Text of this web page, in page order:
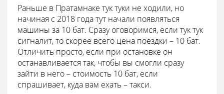
Раньше в Пратамнаке тук туки не ходили, но
начиная с 2018 года тут начали появляться
машины за 10 бат. Сразу оговоримся, если тук тук
сигналит, то скорее всего цена поездки – 10 бат.
Отличить просто, если при остановке он
останавливается так, чтобы вы смогли сразу
зайти в него – стоимость 10 бат, если
спрашивает, куда вам ехать – такси.